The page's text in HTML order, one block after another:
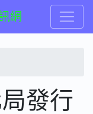
網
發行